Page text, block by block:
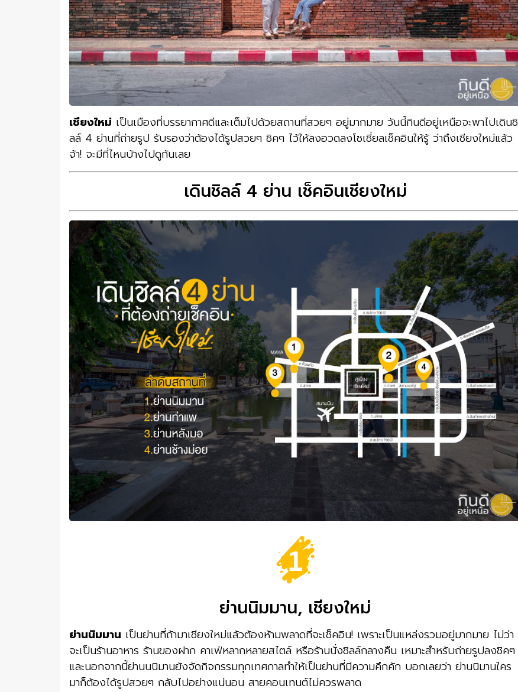
เชียงใหม่ เป็นเมืองที่บรรยากาศดีและเต็มไปด้วยสถานที่สวยๆ อยู่มากมาย วันนี้กินดีอยู่เหนือจะพาไปเดินชิ
ลล์ 4 ย่านที่ถ่ายรูป รับรองว่าต้องได้รูปสวยๆ ชิคๆ ไว้ให้ลงอวดลงโซเชี่ยลเช็คอินให้รู้ ว่าถึงเชียงใหม่แล้ว
จ้า! จะมีที่ไหนบ้างไปดูกันเลย
เดินชิลล์ 4 ย่าน เช็คอินเชียงใหม่
ย่านนิมมาน, เชียงใหม่
ย่านนิมมาน เป็นย่านที่ถ้ามาเชียงใหม่แล้วต้องห้ามพลาดที่จะเช็คอิน! เพราะเป็นแหล่งรวมอยู่มากมาย ไม่ว่า
จะเป็นร้านอาหาร ร้านของฝาก คาเฟ่หลากหลายสไตล์ หรือร้านนั่งชิลล์กลางคืน เหมาะสำหรับถ่ายรูปลงชิคๆ
และนอกจากนี้ย่านนนิมานยังจัดกิจกรรมทุกเทศกาลทำให้เป็นย่านที่มีความคึกคัก บอกเลยว่า ย่านนิมานใคร
มาก็ต้องได้รูปสวยๆ กลับไปอย่างแน่นอน สายคอนเทนต์ไม่ควรพลาด